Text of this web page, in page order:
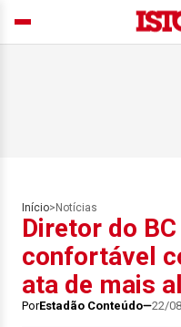
Início> Notícias
Diretor do
confortável
ata de mais
PorEstadão Conteúdo 22/